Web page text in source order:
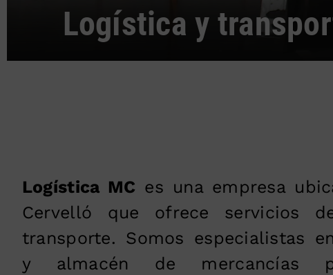
Logística y
Logística MC es una empresa
Cervelló que ofrece servicios
transporte. Somos especialistas
y almacén de mercancías